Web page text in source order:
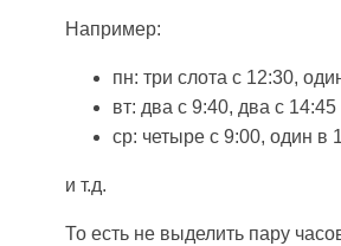
Например:
пн: три слота с 12:30,
вт: два с 9:40, два с 14:45
ср: четыре с 9:00, один в
и т.д.
То есть не выделить пару